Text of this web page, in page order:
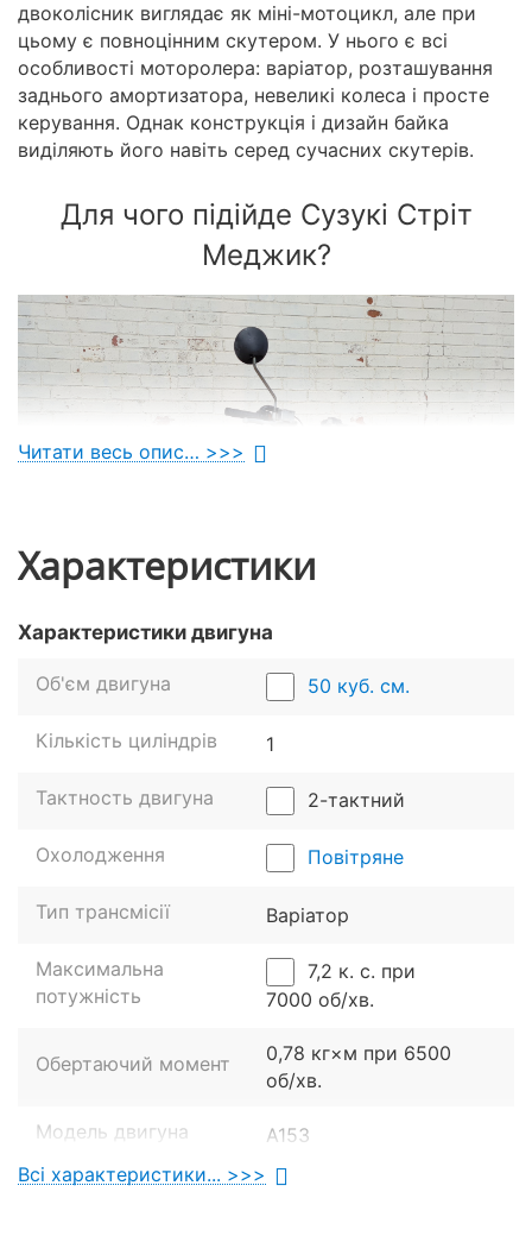
двоколісник виглядає як міні-мотоцикл, але при
цьому є повноцінним скутером. У нього є всі
особливості моторолера: варіатор, розташування
заднього амортизатора, невеликі колеса і просте
керування. Однак конструкція і дизайн байка
виділяють його навіть серед сучасних скутерів.
Для чого підійде Сузукі Стріт
Меджик?
Незважаючи на свої компактні габарити, недорогий
скутер Suzuki Street Magic відрізняється хорошою
функціональністю. Двоколісник стане ідеальним
варіантом для:
Повсякденних поїздок.
Кур'єрської доставки.
Їзди по сільській місцевості.
Поїздок на риболовлю.
Читати весь опис… >>>
Характеристики
Характеристики двигуна
Об'єм двигуна 50 куб. см.
Кількість циліндрів 1
Тактность двигуна 2-тактний
Охолодження Повітряне
Тип трансмісії Варіатор
Максимальна
потужність
7,2 к. с. при
7000 об/хв.
Обертаючий момент
0,78 кг×м при 6500
об/хв.
Модель двигуна A153
Всі характеристики... >>>